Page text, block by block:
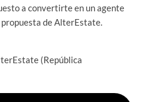
a convertirte en un agente
propuesta de AlterEstate.
(República